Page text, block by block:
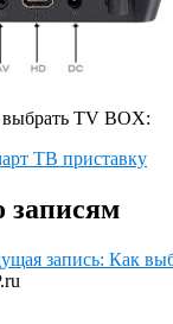
TV BOX:
ТВ приставку
записям
запись: Как